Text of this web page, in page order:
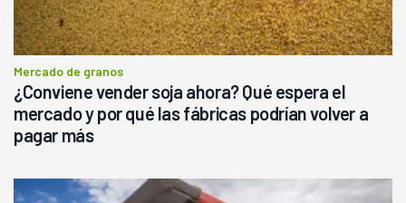
Mercado de granos
¿Conviene vender soja ahora? Qué espera el
mercado y por qué las fábricas podrían volver a
pagar más